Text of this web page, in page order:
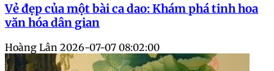
Vẻ đẹp của một bài ca dao: Khám phá tinh hoa
văn hóa dân gian
Hoàng Lân 2026-07-07 08:02:00